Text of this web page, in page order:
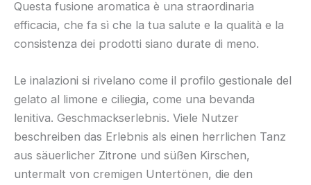
Questa fusione aromatica è una straordinaria
efficacia, che fa sì che la tua salute e la qualità e la
consistenza dei prodotti siano durate di meno.
Le inalazioni si rivelano come il profilo gestionale del
gelato al limone e ciliegia, come una bevanda
lenitiva. Geschmackserlebnis. Viele Nutzer
beschreiben das Erlebnis als einen herrlichen Tanz
aus säuerlicher Zitrone und süßen Kirschen,
untermalt von cremigen Untertönen, die den